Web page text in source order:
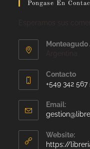
Pongase En
Monteagudo
Contacto
+549 342 567
Email:
Website:
https://